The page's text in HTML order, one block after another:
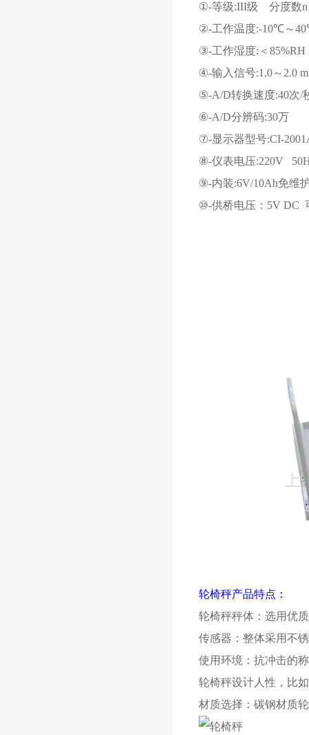
①-等级:III级 分度数n
②-工作温度:-10℃～40
③-工作湿度: ＜ 85%RH
④-输入信号:1.0～ 2.0
⑤-A/D转换速度:40次/
⑥-A/D分辨码:30万
⑦-显示器型号:CI-
⑧-仪表电压:220V
⑨-内装:6V/10Ah免维
⑩-供桥电压： 5V DC
轮椅秤产品特点：
轮椅秤秤体：选用优
传感器：整体采用不
使用环境：抗冲击的
轮椅秤设计人性，比
材质选择：碳钢材质